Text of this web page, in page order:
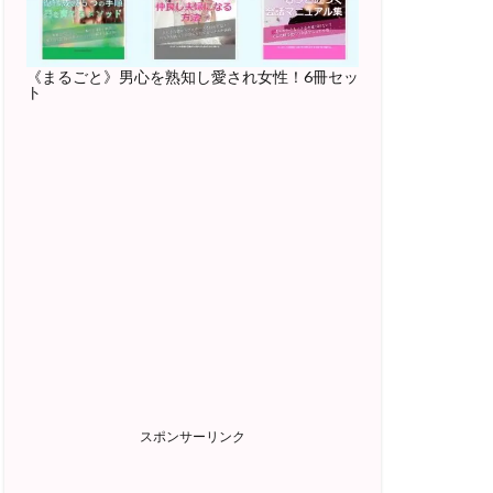
《まるごと》男心を熟知し愛され女性！6冊セッ
ト
スポンサーリンク